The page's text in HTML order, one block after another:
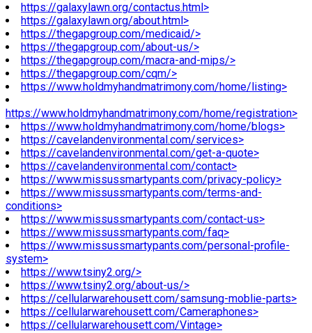
https://galaxylawn.org/contactus.html>
https://galaxylawn.org/about.html>
https://thegapgroup.com/medicaid/>
https://thegapgroup.com/about-us/>
https://thegapgroup.com/macra-and-mips/>
https://thegapgroup.com/cqm/>
https://www.holdmyhandmatrimony.com/home/listing>
https://www.holdmyhandmatrimony.com/home/registration>
https://www.holdmyhandmatrimony.com/home/blogs>
https://cavelandenvironmental.com/services>
https://cavelandenvironmental.com/get-a-quote>
https://cavelandenvironmental.com/contact>
https://www.missussmartypants.com/privacy-policy>
https://www.missussmartypants.com/terms-and-
conditions>
https://www.missussmartypants.com/contact-us>
https://www.missussmartypants.com/faq>
https://www.missussmartypants.com/personal-profile-
system>
https://www.tsiny2.org/>
https://www.tsiny2.org/about-us/>
https://cellularwarehousett.com/samsung-moblie-parts>
https://cellularwarehousett.com/Cameraphones>
https://cellularwarehousett.com/Vintage>